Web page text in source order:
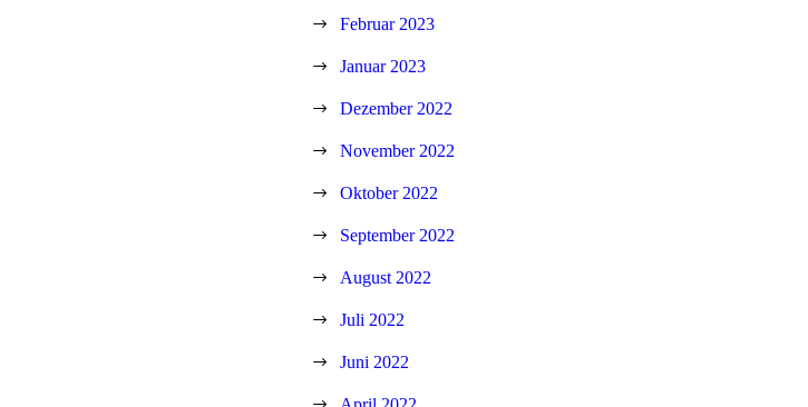
Februar 2023
Januar 2023
Dezember 2022
November 2022
Oktober 2022
September 2022
August 2022
Juli 2022
Juni 2022